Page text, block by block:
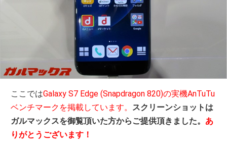
ここではGalaxy S7 Edge (Snapdragon 820)の実機AnTuTu
ベンチマークを掲載しています。 スクリーンショットは
ガルマックスを御覧頂いた方からご提供頂きました。 あ
りがとうございます！